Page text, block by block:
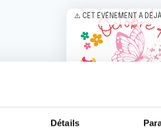
Détails
Image
⚠️ CET ÉVÉNEMENT A